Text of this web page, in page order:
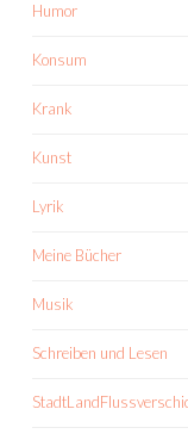
Humor
Konsum
Krank
Kunst
Lyrik
Meine Bücher
Musik
Schreiben und Lesen